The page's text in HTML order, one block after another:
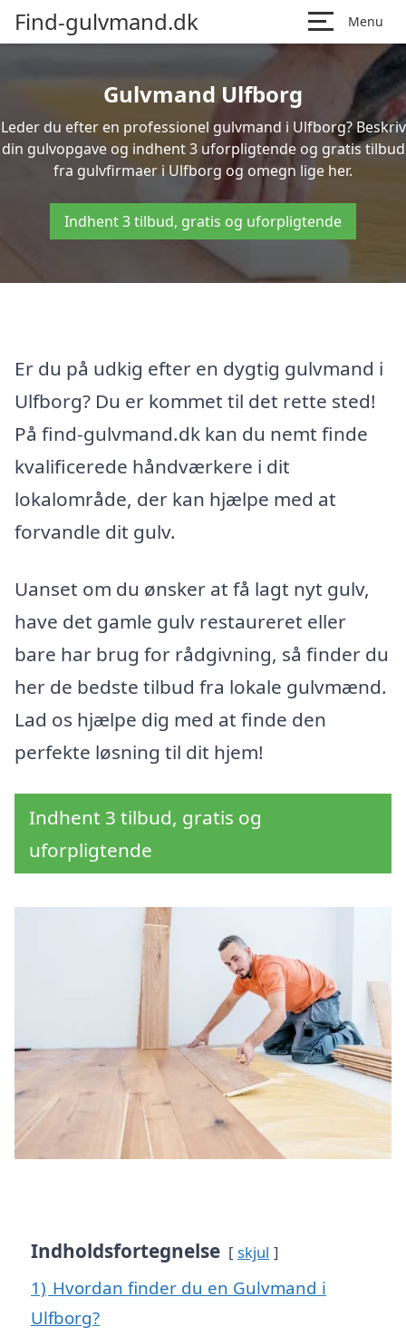
Find-gulvmand.dk Menu
Gulvmand Ulfborg
Leder du efter en professionel gulvmand i Ulfborg? Beskriv
din gulvopgave og indhent 3 uforpligtende og gratis tilbud
fra gulvfirmaer i Ulfborg og omegn lige her.
Indhent 3 tilbud, gratis og uforpligtende
Er du på udkig efter en dygtig gulvmand i
Ulfborg? Du er kommet til det rette sted!
På find-gulvmand.dk kan du nemt finde
kvalificerede håndværkere i dit
lokalområde, der kan hjælpe med at
forvandle dit gulv.
Uanset om du ønsker at få lagt nyt gulv,
have det gamle gulv restaureret eller
bare har brug for rådgivning, så finder du
her de bedste tilbud fra lokale gulvmænd.
Lad os hjælpe dig med at finde den
perfekte løsning til dit hjem!
Indhent 3 tilbud, gratis og
uforpligtende
Indholdsfortegnelse skjul
1) Hvordan finder du en Gulvmand i
Ulfborg?